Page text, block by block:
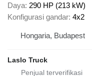
Daya 290 HP (213 kW)
Konfigurasi gandar 4x2
Hongaria, Budapest
Laslo Truck